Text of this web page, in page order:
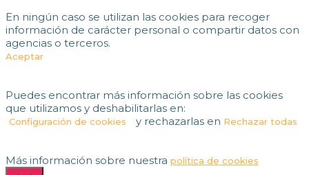
En ningún caso se utilizan las cookies para recoger
información de carácter personal o compartir datos con
agencias o terceros.
Aceptar
Puedes encontrar más información sobre las cookies
que utilizamos y deshabilitarlas en:
Configuración de cookies y rechazarlas en Rechazar todas
Más información sobre nuestra política de cookies